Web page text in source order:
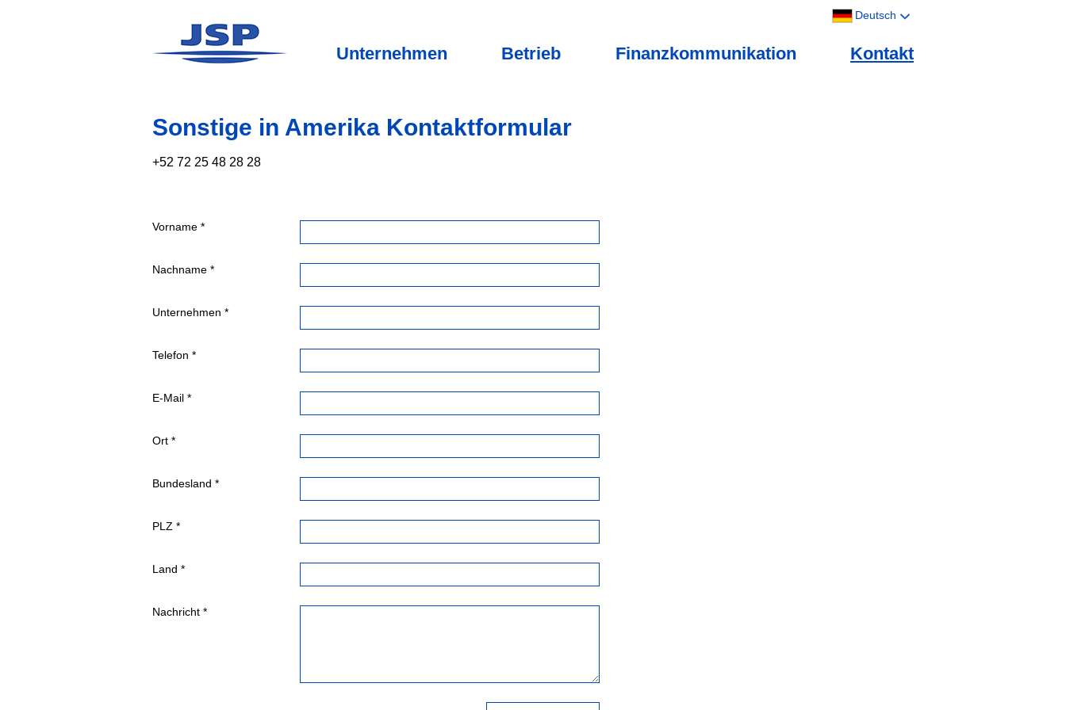
Deutsch
Unternehmen Betrieb Finanzkommunikation Kontakt
Sonstige in Amerika Kontaktformular
+52 72 25 48 28 28
Vorname *
Nachname *
Unternehmen *
Telefon *
E-Mail *
Ort *
Bundesland *
PLZ *
Land *
Nachricht *